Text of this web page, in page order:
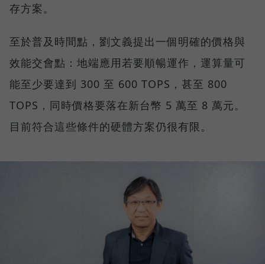
存方案。
至於普及時間點，劉文義提出一個明確的價格與
效能交會點：地端應用若要順暢運作，運算量可
能至少要達到 300 至 600 TOPS，甚至 800
TOPS，同時價格要落在新台幣 5 萬至 8 萬元。
目前符合這些條件的硬體方案仍很有限。